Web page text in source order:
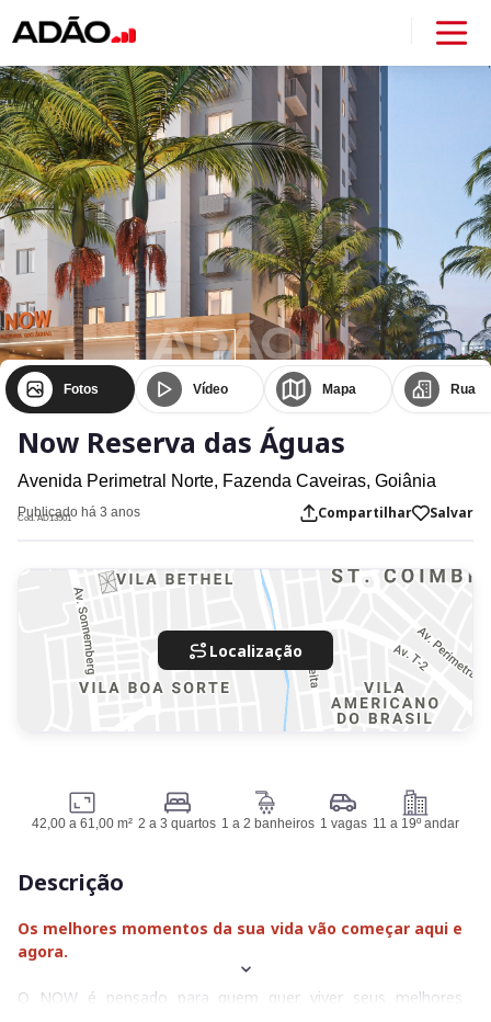
Fotos Vídeo Mapa Rua
Now Reserva das Águas
Avenida Perimetral Norte, Fazenda Caveiras, Goiânia
Publicado há 3 anos
Cod. AD13501 Compartilhar Salvar
Localização
42,00 a 61,00 m² 2 a 3 quartos 1 a 2 banheiros 1 vagas 11 a 19º andar
Descrição
Os melhores momentos da sua vida vão começar aqui e
agora.
O NOW é pensado para quem quer viver seus melhores